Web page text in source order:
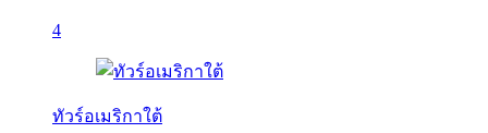
4
ทัวร์อเมริกาใต้